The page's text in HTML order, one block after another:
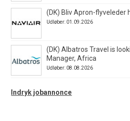
(DK) Bliv Apron-flyveleder
Udløber: 01.09.2026
(DK) Albatros Travel is
Manager, Africa
Udløber: 08.08.2026
Indryk jobannonce